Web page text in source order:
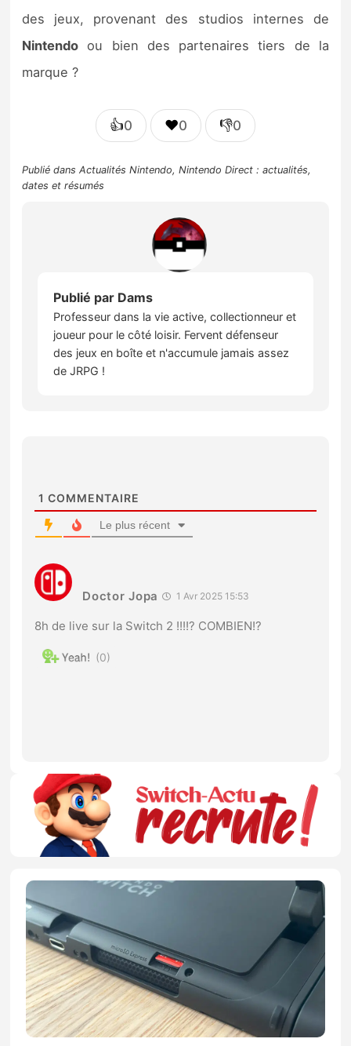
des jeux, provenant des studios internes de
Nintendo ou bien des partenaires tiers de la
marque ?
👍0 ❤️0 👎0
Publié dansActualités Nintendo,Nintendo Direct : actualités,
dates et résumés
Publié par Dams
Professeur dans la vie active, collectionneur et
joueur pour le côté loisir. Fervent défenseur
des jeux en boîte et n'accumule jamais assez
de JRPG !
1 COMMENTAIRE
Le plus récent
Doctor Jopa 1 Avr 2025 15:53
8h de live sur la Switch 2 !!!!? COMBIEN!?
0